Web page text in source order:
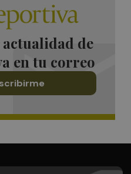
de
en tu correo